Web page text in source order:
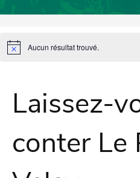
Aucun résultat trouvé.
Laissez-
conter Le